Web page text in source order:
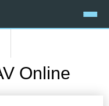
Online